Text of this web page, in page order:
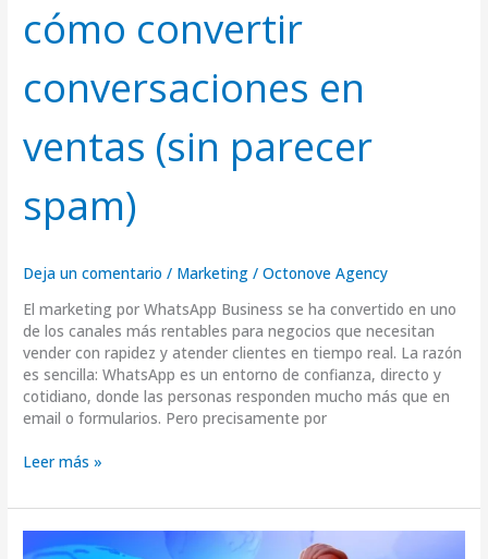
cómo convertir
conversaciones en
ventas (sin parecer
spam)
Deja un comentario / Marketing /Octonove Agency
El marketing por WhatsApp Business se ha convertido en uno
de los canales más rentables para negocios que necesitan
vender con rapidez y atender clientes en tiempo real. La razón
es sencilla: WhatsApp es un entorno de confianza, directo y
cotidiano, donde las personas responden mucho más que en
email o formularios. Pero precisamente por
Leer más »
Marketing